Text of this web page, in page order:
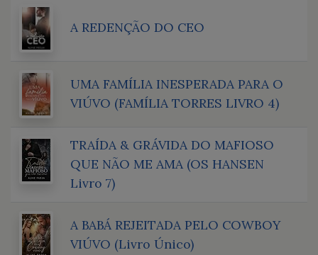
A REDENÇÃO DO CEO
UMA FAMÍLIA INESPERADA PARA O
VIÚVO (FAMÍLIA TORRES LIVRO 4)
TRAÍDA & GRÁVIDA DO MAFIOSO
QUE NÃO ME AMA (OS HANSEN
Livro 7)
A BABÁ REJEITADA PELO COWBOY
VIÚVO (Livro Único)